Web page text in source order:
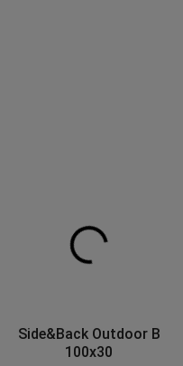
Side&Back Outdoor B
100x30